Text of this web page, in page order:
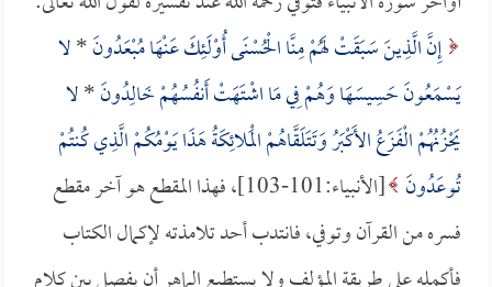
إِنَّ الَّذِينَ سَبَقَتْ لَهُمْ مِنَّا الْحُسْنَى أُوْلَئِكَ عَنْهَا مُبْعَدُونَ*لا
يَسْمَعُونَ حَسِيسَهَا وَهُمْ فِي مَا اشْتَهَتْ أَنفُسُهُمْ خَالِدُونَ*لا
يَحْزُنُهُمْ الْفَزَعُ الأَكْبَرُ وَتَتَلَقَّاهُمْ الْمَلائِكَةُ هَذَا يَوْمُكُمْ الَّذِي كُنتُمْ
تُوعَدُونَ
[الأنبياء:101-103]، فهذا المقطع هو آخر مقطع
فسره من القرآن وتوفي، فانتدب أحد تلامذته لإكمال الكتاب